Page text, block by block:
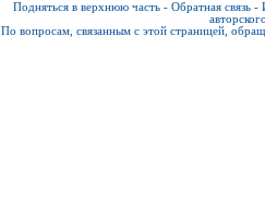
Подняться в верхнюю часть - Обратная связь -
По вопросам, связанным с этой страницей,